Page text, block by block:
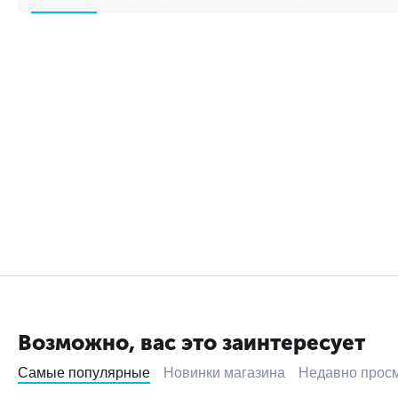
Возможно, вас это заинтересует
Самые популярные Новинки магазина Недавно